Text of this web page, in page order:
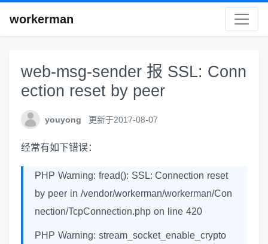
workerman
web-msg-sender 报 SSL: Conn
ection reset by peer
youyong 更新于2017-08-07
经常有如下错误：
PHP Warning: fread(): SSL: Connection reset
by peer in /vendor/workerman/workerman/Con
nection/TcpConnection.php on line 420
PHP Warning: stream_socket_enable_crypto